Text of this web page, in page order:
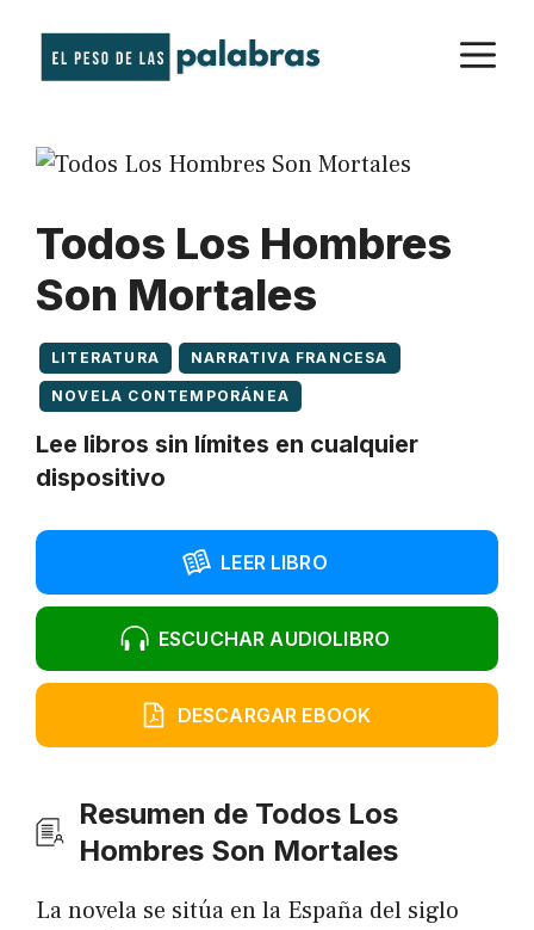
contenido
Todos Los Hombres
Son Mortales
LITERATURA NARRATIVA FRANCESA
NOVELA CONTEMPORÁNEA
Lee libros sin límites en cualquier
dispositivo
LEER LIBRO
ESCUCHAR AUDIOLIBRO
DESCARGAR EBOOK
Resumen de Todos Los
Hombres Son Mortales
La novela se sitúa en la España del siglo